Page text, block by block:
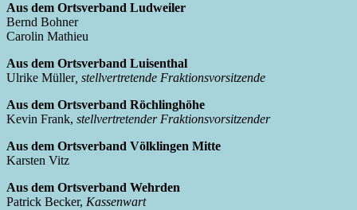
Aus dem Ortsverband Ludweiler
Bernd Bohner
Carolin Mathieu
Aus dem Ortsverband Luisenthal
Ulrike Müller, stellvertretende Fraktionsvorsitzende
Aus dem Ortsverband Röchlinghöhe
Kevin Frank, stellvertretender Fraktionsvorsitzender
Aus dem Ortsverband Völklingen Mitte
Karsten Vitz
Aus dem Ortsverband Wehrden
Patrick Becker, Kassenwart